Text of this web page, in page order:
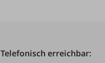
Telefonisch erreichbar: